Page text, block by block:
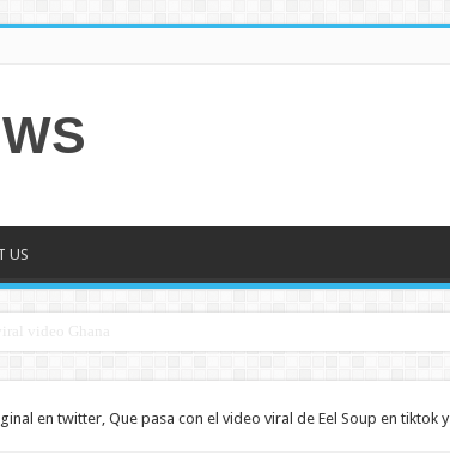
US
en twitter, Que pasa con el video viral de Eel Soup en tiktok y